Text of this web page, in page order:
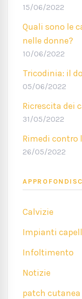
15/06/2022
Quali sono le
nelle donne?
10/06/2022
Tricodinia: il
05/06/2022
Ricrescita dei
31/05/2022
Rimedi contro
26/05/2022
Calvizie
Impianti
Infoltimento
Notizie
patch cutanea